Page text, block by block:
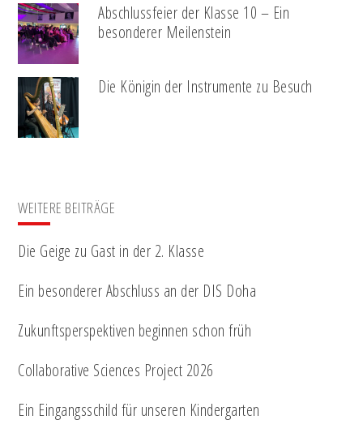
Abschlussfeier der Klasse 10 – Ein
besonderer Meilenstein
Die Königin der Instrumente zu Besuch
WEITERE BEITRÄGE
Die Geige zu Gast in der 2. Klasse
Ein besonderer Abschluss an der DIS Doha
Zukunftsperspektiven beginnen schon früh
Collaborative Sciences Project 2026
Ein Eingangsschild für unseren Kindergarten